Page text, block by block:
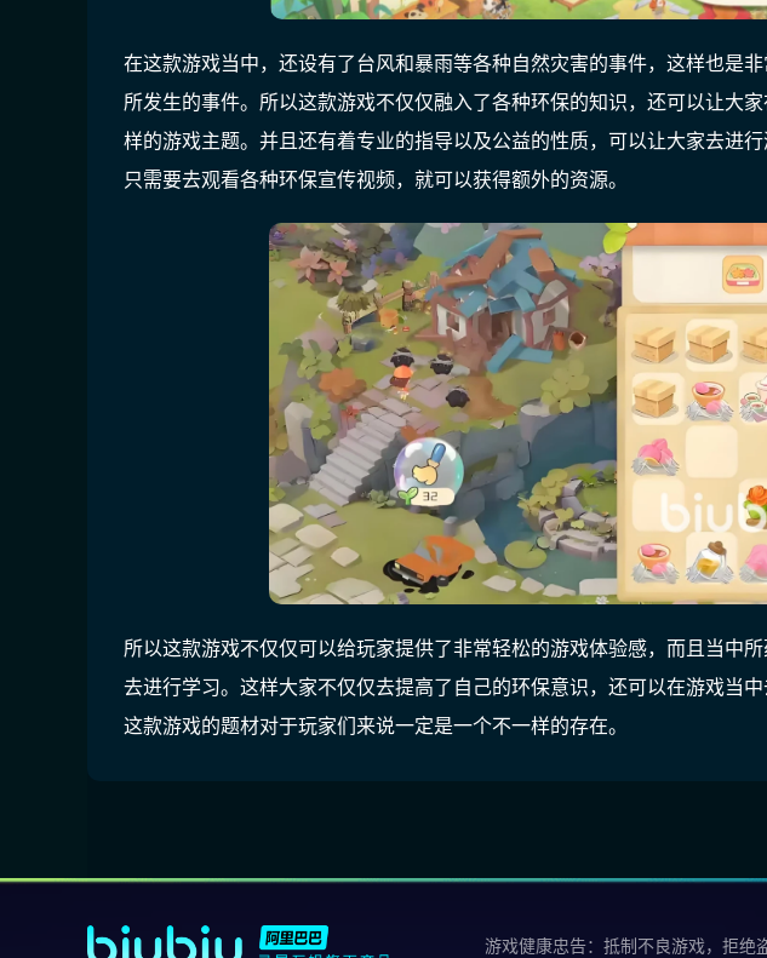
在这款游戏当中，还设有了台风和暴雨等各种自然灾害的事件，这样也是
所发生的事件。所以这款游戏不仅仅融入了各种环保的知识，还可以让大
样的游戏主题。并且还有着专业的指导以及公益的性质，可以让大家去进
只需要去观看各种环保宣传视频，就可以获得额外的资源。
所以这款游戏不仅仅可以给玩家提供了非常轻松的游戏体验感，而且当中
去进行学习。这样大家不仅仅去提高了自己的环保意识，还可以在游戏当
这款游戏的题材对于玩家们来说一定是一个不一样的存在。
游戏健康忠告：抵制不良游戏，拒绝